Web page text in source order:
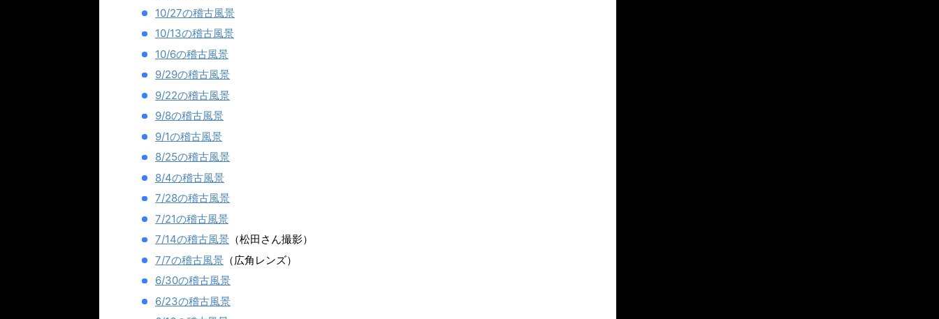
10/27の稽古風景
10/13の稽古風景
10/6の稽古風景
9/29の稽古風景
9/22の稽古風景
9/8の稽古風景
9/1の稽古風景
8/25の稽古風景
8/4の稽古風景
7/28の稽古風景
7/21の稽古風景
7/14の稽古風景 （松田さん撮影）
7/7の稽古風景 （広角レンズ）
6/30の稽古風景
6/23の稽古風景